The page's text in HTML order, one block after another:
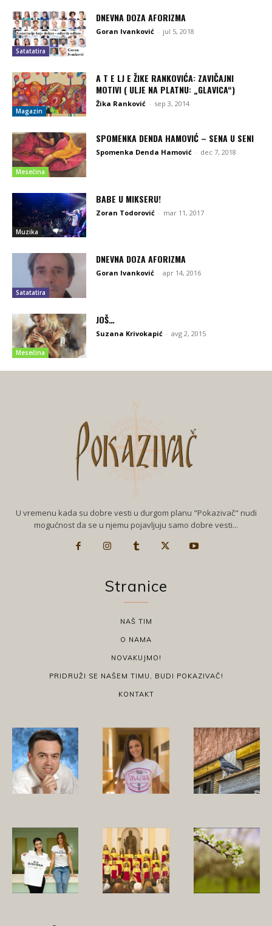
Satatatira
DNEVNA DOZA AFORIZMA
Goran Ivanković - jul 5, 2018
Magazin
A T E LJ E ŽIKE RANKOVIĆA: ZAVIČAJNI
MOTIVI ( ULJE NA PLATNU: „GLAVICA“)
Žika Ranković - sep 3, 2014
Mesečina
SPOMENKA DENDA HAMOVIĆ – SENA U SENI
Spomenka Denda Hamović - dec 7, 2018
Muzika
BABE U MIKSERU!
Zoran Todorović - mar 11, 2017
Satatatira
DNEVNA DOZA AFORIZMA
Goran Ivanković - apr 14, 2016
Mesečina
JOŠ…
Suzana Krivokapić - avg 2, 2015
U vremenu kada su dobre vesti u durgom planu "Pokazivač" nudi
mogućnost da se u njemu pojavljuju samo dobre vesti...
Stranice
NAŠ TIM
O NAMA
NOVAKUJMO!
PRIDRUŽI SE NAŠEM TIMU, BUDI POKAZIVAČ!
KONTAKT